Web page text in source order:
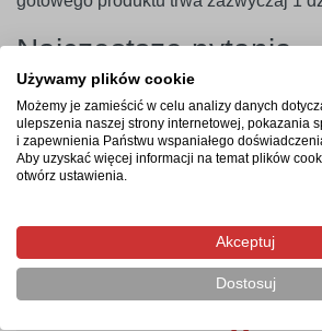
Najczęstsze pytania
Czy tabliczka nie pęknie podczas
pod wkręty?
Czy można zamówić tabliczkę z
W jaki sposób zamontować
Używamy plików cookie
Możemy je zamieścić w celu analizy danych
ulepszenia naszej strony internetowej, pokazania
i zapewnienia Państwu wspaniałego
Aby uzyskać więcej informacji na temat plików
otwórz ustawienia.
Akceptuj
Dostosuj